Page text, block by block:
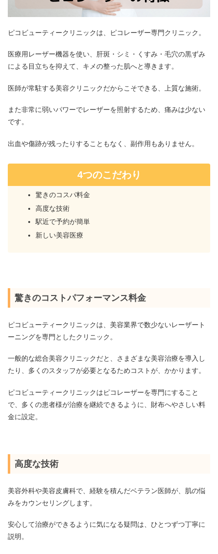
ピコビューティークリニックは、ピコレーザー専門クリニック。
医療用レーザー機器を使い、肝斑・シミ・くすみ・毛穴の黒ずみ
による目立ちを抑えて、キメの整った肌へと導きます。
医師が常駐する美容クリニックだからこそできる、上質な施術。
また非常に弱いパワーでレーザーを照射するため、痛みは少ない
です。
出血や傷跡が残ったりすることもなく、副作用もありません。
4つのこだわり
驚きのコスパ料金
高度な技術
駅近で予約が簡単
新しい美容医療
驚きのコストパフォーマンス料金
ピコビューティークリニックは、美容業界で数少ないレーザート
ーニングを専門としたクリニック。
一般的な総合美容クリニックだと、さまざまな美容治療を導入し
たり、多くのスタッフが必要となるためコストが、かかります。
ピコビューティークリニックはピコレーザーを専門にすること
で、多くの患者様が治療を継続できるように、財布へやさしい料
金に設定。
高度な技術
美容外科や美容皮膚科で、経験を積んだベテラン医師が、肌の悩
みをカウンセリングします。
安心して治療ができるように気になる疑問は、ひとつずつ丁寧に
説明。